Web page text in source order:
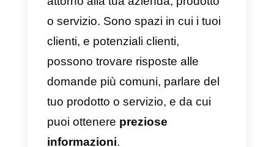
modo che sia i clienti che il tuo
team di assistenza possano
utilizzarli per risolvere
rapidamente un problema.
Progetta il tuo sito web